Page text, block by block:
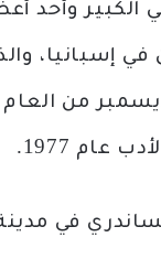
الكبير وأحد
في إسبانيا،
عام 1977.‏
في